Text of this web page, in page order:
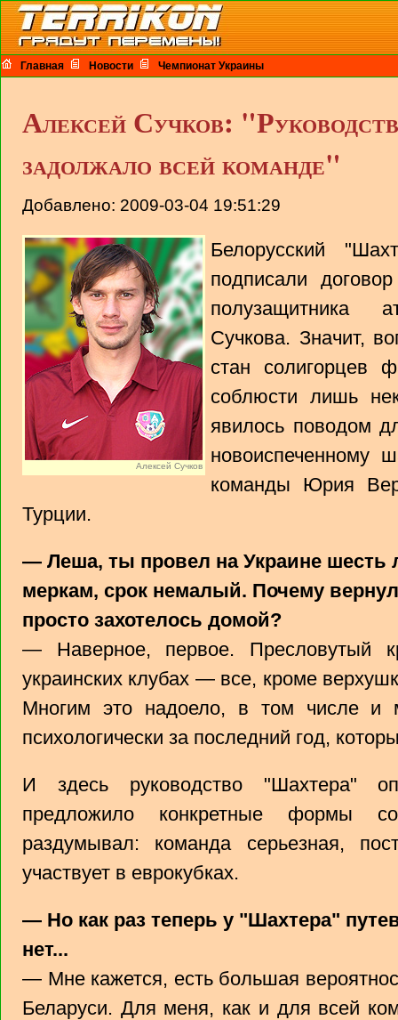
Главная Новости Чемпионат Украины
Алексей Сучков:
задолжало всей команде"
Добавлено: 2009-03-04 19:51:29
Алексей Сучков
Белорусский
подписали
полузащитника
Сучкова. Значит,
стан солигорцев
соблюсти лишь
явилось поводом
новоиспеченному
команды Юрия
Турции.
— Леша, ты провел на Украине
меркам, срок немалый. Почему
просто захотелось домой?
— Наверное, первое. Пресловутый
украинских клубах — все, кроме
Многим это надоело, в том числе и
психологически за последний год,
И здесь руководство "Шахтера"
предложило конкретные формы
раздумывал: команда серьезная,
участвует в еврокубках.
— Но как раз теперь у "Шахтера"
нет...
— Мне кажется, есть большая
Беларуси. Для меня, как и для всей